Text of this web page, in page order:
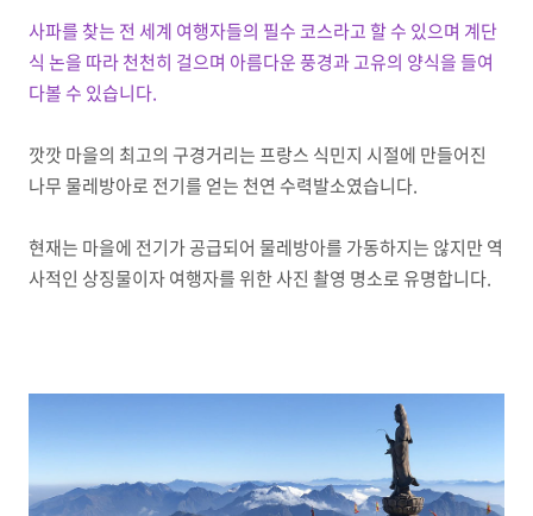
사파를 찾는 전 세계 여행자들의 필수 코스라고 할 수 있으며 계단
식 논을 따라 천천히 걸으며 아름다운 풍경과 고유의 양식을 들여
다볼 수 있습니다.
깟깟 마을의 최고의 구경거리는 프랑스 식민지 시절에 만들어진
나무 물레방아로 전기를 얻는 천연 수력발소였습니다.
현재는 마을에 전기가 공급되어 물레방아를 가동하지는 않지만 역
사적인 상징물이자 여행자를 위한 사진 촬영 명소로 유명합니다.